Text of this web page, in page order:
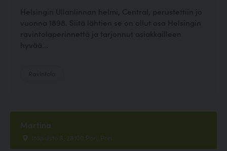
Helsingin Ullanlinnan helmi, Central, perustettiin jo
vuonna 1898. Siitä lähtien se on ollut osa Helsingin
ravintolaperinnettä ja tarjonnut asiakkailleen
hyvää...
Martina
Itäpuisto 8, 28100 Pori, Pori